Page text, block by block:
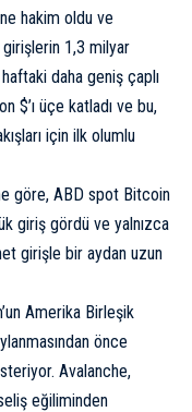
hakim oldu ve
1,3 milyar
haftaki daha geniş çaplı
$’ı üçe katladı ve bu,
için ilk olumlu
göre, ABD spot Bitcoin
giriş gördü ve yalnızca
girişle bir aydan uzun
Amerika Birleşik
önce
Avalanche,
eğiliminden